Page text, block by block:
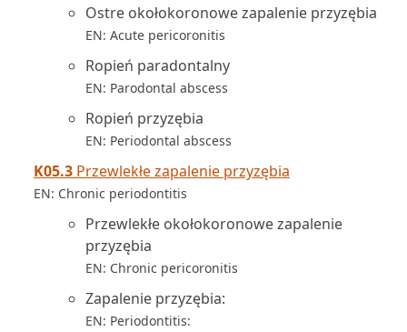
Ostre okołokoronowe zapalenie przyzębia
EN: Acute pericoronitis
Ropień paradontalny
EN: Parodontal abscess
Ropień przyzębia
EN: Periodontal abscess
K05.3 Przewlekłe zapalenie przyzębia
EN: Chronic periodontitis
Przewlekłe okołokoronowe zapalenie
przyzębia
EN: Chronic pericoronitis
Zapalenie przyzębia:
EN: Periodontitis: